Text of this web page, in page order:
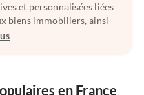
et personnalisées liées
biens immobiliers, ainsi
en France